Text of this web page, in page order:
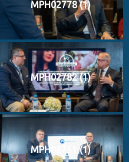
MPH02778 (1)
MPH02782 (1)
MPH02751 (1)